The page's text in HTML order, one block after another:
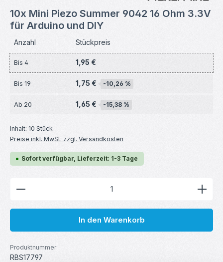
10x Mini Piezo Summer 9042 16 Ohm 3.3V
für Arduino und DIY
Anzahl Stückpreis
Bis 4 1,95 €
Bis 19 1,75 € -10,26 %
Ab 20 1,65 € -15,38 %
Inhalt: 10 Stück
Preise inkl. MwSt. zzgl. Versandkosten
Sofort verfügbar, Lieferzeit: 1-3 Tage
Produkt Anzahl: Gib den gewünschten Wert ein
In den Warenkorb
Produktnummer:
RBS17797